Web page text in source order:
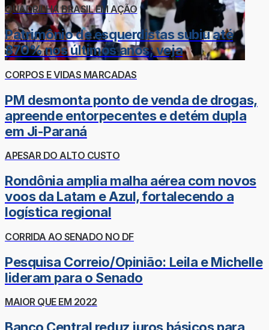
QUADRILHA BRASIL EM AÇÃO
Patrimônio de esquerdistas subiu até
870% nos últimos anos; veja
CORPOS E VIDAS MARCADAS
PM desmonta ponto de venda de drogas,
apreende entorpecentes e detém dupla
em Ji-Paraná
APESAR DO ALTO CUSTO
Rondônia amplia malha aérea com novos
voos da Latam e Azul, fortalecendo a
logística regional
CORRIDA AO SENADO NO DF
Pesquisa Correio/Opinião: Leila e Michelle
lideram para o Senado
MAIOR QUE EM 2022